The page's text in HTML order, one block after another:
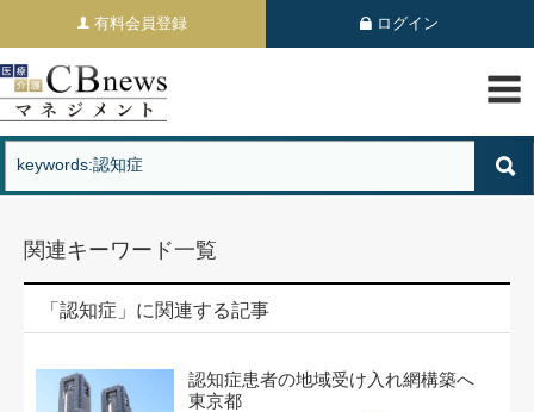
有料会員登録 ログイン
関連キーワード一覧
「認知症」に関連する記事
認知症患者の地域受け入れ網構築へ
東京都